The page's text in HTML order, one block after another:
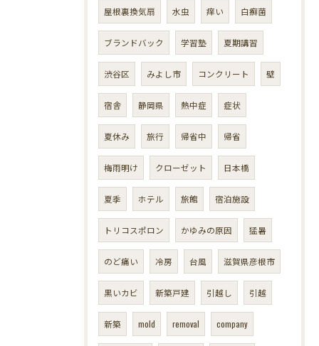
屋根裏換気扇 水虫 痒い 白癬菌
ブランドバック 学習塾 夏期講習
渋谷区 みよし市 コンクリート 壁
宿舎 静岡県 熱中症 症状
夏休み 旅行 帰省中 帰省
梅雨明け クローゼット 日本橋
夏季 ホテル 旅館 宿泊施設
トリコスポロン かゆみの原因 猛暑
のど痛い 冷房 台風 滋賀県彦根市
黒いカビ 新築戸建 引越し 引越
新築 mold removal company